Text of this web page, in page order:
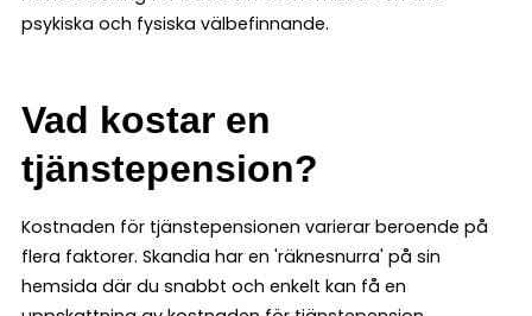
psykiska och fysiska välbefinnande.
Vad kostar en
tjänstepension?
Kostnaden för tjänstepensionen varierar beroende på
flera faktorer. Skandia har en 'räknesnurra' på sin
hemsida där du snabbt och enkelt kan få en